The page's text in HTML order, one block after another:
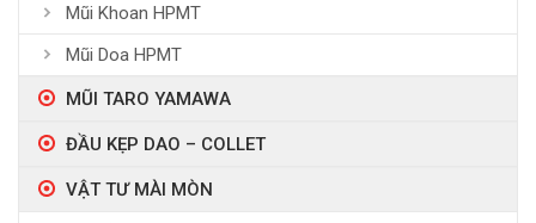
Mũi Khoan HPMT
Mũi Doa HPMT
MŨI TARO YAMAWA
ĐẦU KẸP DAO – COLLET
VẬT TƯ MÀI MÒN